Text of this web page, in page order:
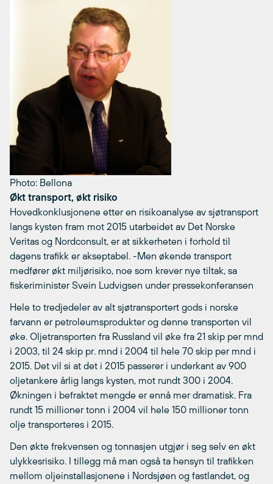
Photo: Bellona
Økt transport, økt risiko
Hovedkonklusjonene etter en risikoanalyse av sjøtransport
langs kysten fram mot 2015 utarbeidet av Det Norske
Veritas og Nordconsult, er at sikkerheten i forhold til
dagens trafikk er akseptabel. -Men økende transport
medfører økt miljørisiko, noe som krever nye tiltak, sa
fiskeriminister Svein Ludvigsen under pressekonferansen
Hele to tredjedeler av alt sjøtransportert gods i norske
farvann er petroleumsprodukter og denne transporten vil
øke. Oljetransporten fra Russland vil øke fra 21 skip per mnd
i 2003, til 24 skip pr. mnd i 2004 til hele 70 skip per mnd i
2015. Det vil si at det i 2015 passerer i underkant av 900
oljetankere årlig langs kysten, mot rundt 300 i 2004.
Økningen i befraktet mengde er ennå mer dramatisk. Fra
rundt 15 millioner tonn i 2004 vil hele 150 millioner tonn
olje transporteres i 2015.
Den økte frekvensen og tonnasjen utgjør i seg selv en økt
ulykkesrisiko. I tillegg må man også ta hensyn til trafikken
mellom oljeinstallasjonene i Nordsjøen og fastlandet, og